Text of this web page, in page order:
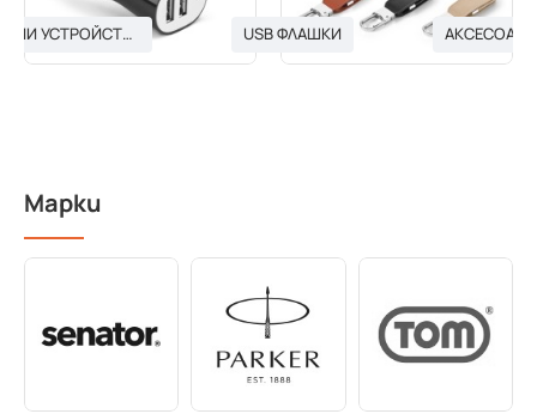
USB ЗАРЯДНИ УСТРОЙСТВА USB ФЛАШКИ
Марки